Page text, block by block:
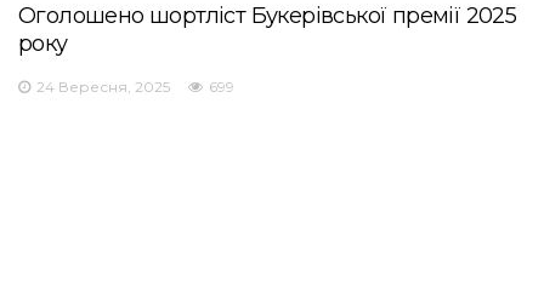
Оголошено шортліст Букерівської премії 2025
року
24 Вересня, 2025 699